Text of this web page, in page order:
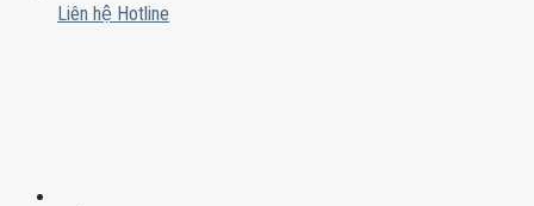
Liên hệ Hotline